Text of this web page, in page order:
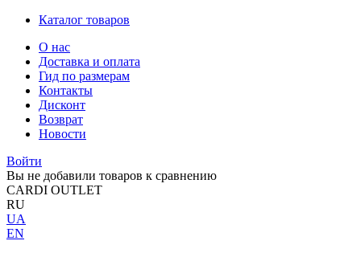
Каталог товаров
О нас
Доставка и оплата
Гид по размерам
Контакты
Дисконт
Возврат
Новости
Войти
Вы не добавили товаров к сравнению
CARDI OUTLET
RU
UA
EN